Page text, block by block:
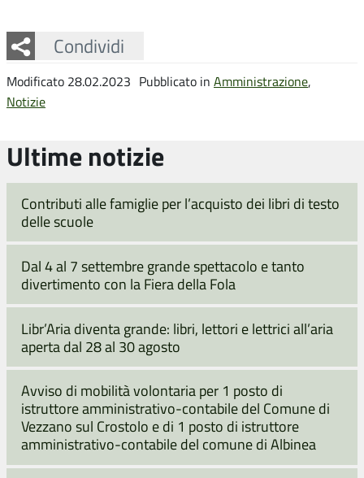
Condividi
Facebook
Twitter
Whatsapp
Modificato 28.02.2023 Pubblicato in Amministrazione,
Notizie
Ultime notizie
Contributi alle famiglie per l’acquisto dei libri di testo
delle scuole
Dal 4 al 7 settembre grande spettacolo e tanto
divertimento con la Fiera della Fola
Libr’Aria diventa grande: libri, lettori e lettrici all’aria
aperta dal 28 al 30 agosto
Avviso di mobilità volontaria per 1 posto di
istruttore amministrativo-contabile del Comune di
Vezzano sul Crostolo e di 1 posto di istruttore
amministrativo-contabile del comune di Albinea